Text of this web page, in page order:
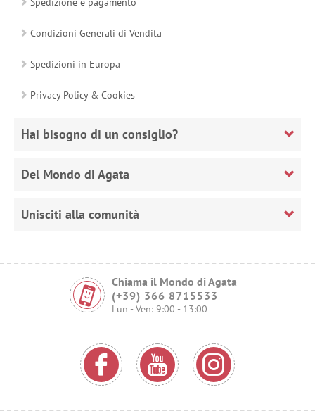
Condizioni Generali di Vendita
Spedizioni in Europa
Privacy Policy & Cookies
Hai bisogno di un consiglio?
Del Mondo di Agata
Unisciti alla comunità
Chiama il Mondo di Agata
(+39) 366 8715533
Lun - Ven: 9:00 - 13:00